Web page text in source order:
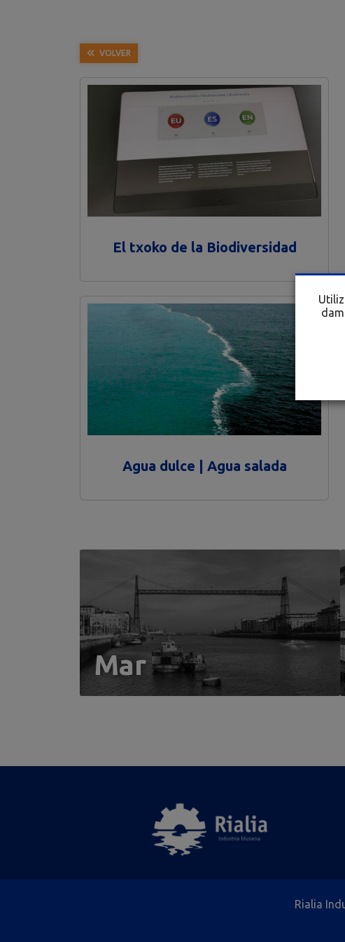
VOLVER
El txoko de la Biodiversidad
Agua dulce | Agua salada
Mar
Rialia